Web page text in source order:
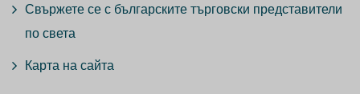
Свържете се с българските търговски представители
по света
Карта на сайта